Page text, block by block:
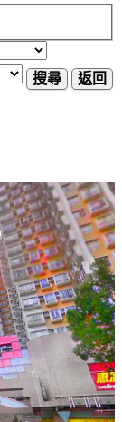
搜尋 返回